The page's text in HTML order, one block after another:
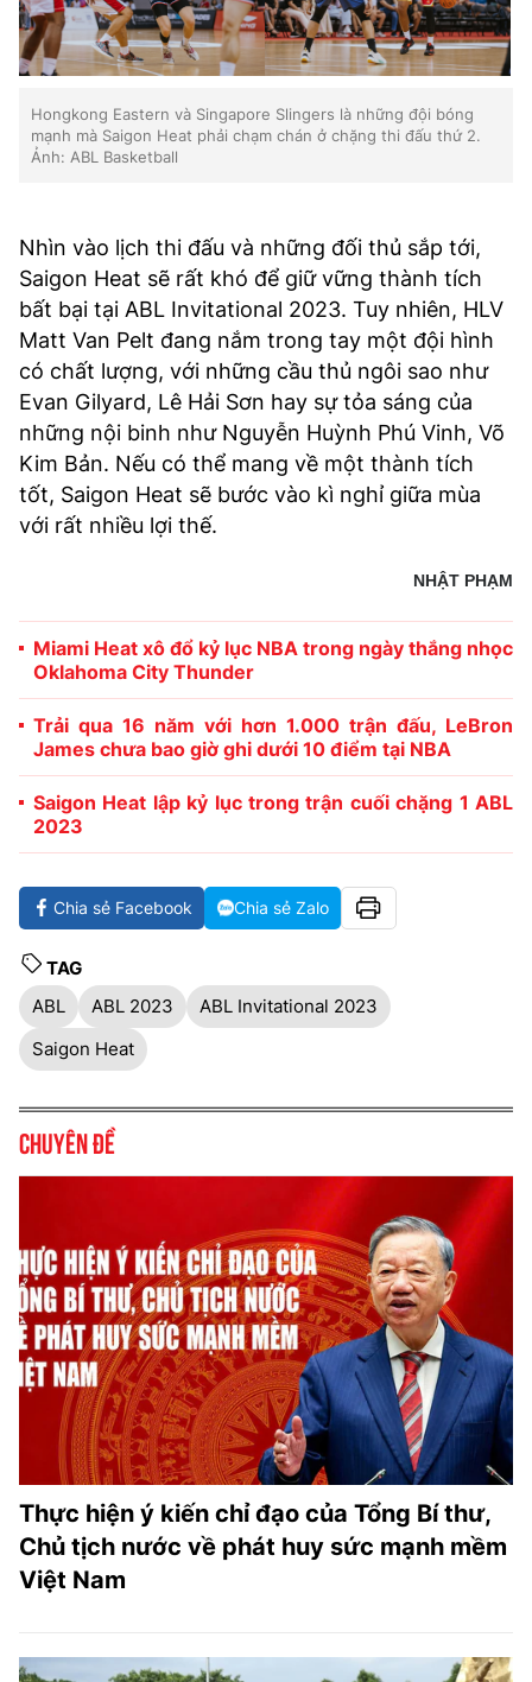
Hongkong Eastern và Singapore Slingers là những đội bóng
mạnh mà Saigon Heat phải chạm chán ở chặng thi đấu thứ 2.
Ảnh: ABL Basketball
Nhìn vào lịch thi đấu và những đối thủ sắp tới,
Saigon Heat sẽ rất khó để giữ vững thành tích
bất bại tại ABL Invitational 2023. Tuy nhiên, HLV
Matt Van Pelt đang nắm trong tay một đội hình
có chất lượng, với những cầu thủ ngôi sao như
Evan Gilyard, Lê Hải Sơn hay sự tỏa sáng của
những nội binh như Nguyễn Huỳnh Phú Vinh, Võ
Kim Bản. Nếu có thể mang về một thành tích
tốt, Saigon Heat sẽ bước vào kì nghỉ giữa mùa
với rất nhiều lợi thế.
NHẬT PHẠM
Miami Heat xô đổ kỷ lục NBA trong ngày thắng nhọc
Oklahoma City Thunder
Trải qua 16 năm với hơn 1.000 trận đấu, LeBron
James chưa bao giờ ghi dưới 10 điểm tại NBA
Saigon Heat lập kỷ lục trong trận cuối chặng 1 ABL
2023
Chia sẻ Facebook Chia sẻ Zalo
TAG
ABL
ABL 2023
ABL Invitational 2023
Saigon Heat
Chuyên đề
Thực hiện ý kiến chỉ đạo của Tổng Bí thư,
Chủ tịch nước về phát huy sức mạnh mềm
Việt Nam